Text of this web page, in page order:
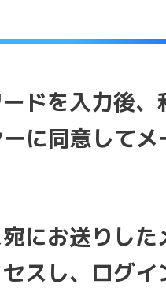
ドを入力後、
に同意してメ
にお送りした
スし、ログイ